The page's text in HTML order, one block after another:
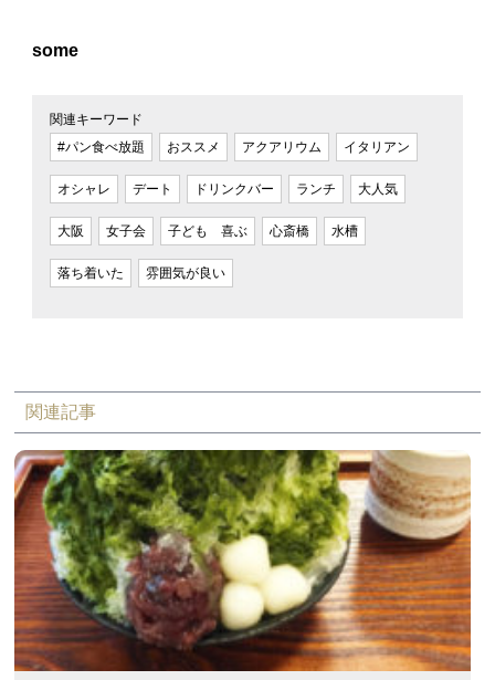
some
関連キーワード
#パン食べ放題
おススメ アクアリウム イタリアン
オシャレ デート ドリンクバー ランチ 大人気
大阪 女子会 子ども 喜ぶ 心斎橋 水槽
落ち着いた 雰囲気が良い
関連記事